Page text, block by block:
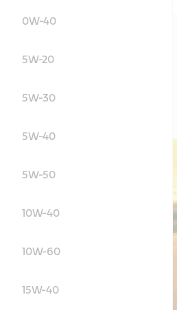
0W-40
5W-20
5W-30
5W-40
5W-50
10W-40
10W-60
15W-40